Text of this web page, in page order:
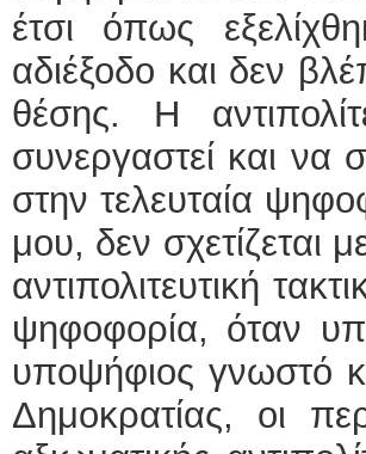
έτσι όπως
αδιέξοδο και δεν
θέσης. Η
συνεργαστεί και να
στην τελευταία
μου, δεν σχετίζεται
αντιπολιτευτική
ψηφοφορία, όταν
υποψήφιος γνωστό
Δημοκρατίας, οι